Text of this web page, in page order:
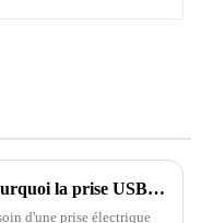
Pourquoi la prise USB YOTI EWP1652C1A répond aux besoins des clients
d'une prise électrique